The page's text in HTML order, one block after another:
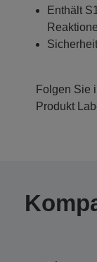
Enthält
Folgen Sie
Produkt